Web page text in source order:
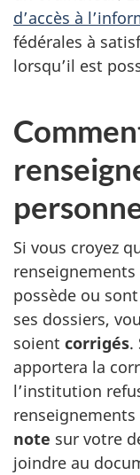
d’accès à
fédérales à
lorsqu’il est
Si vous croyez
possède ou
ses dossiers,
soient corrigés.
apportera la
l’institution
note sur votre
joindre au